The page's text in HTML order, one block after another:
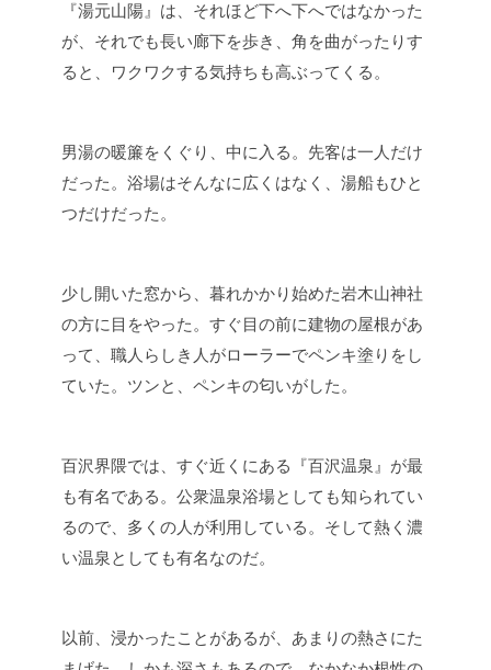
『湯元山陽』は、それほど下へ下へではなかった
が、それでも長い廊下を歩き、角を曲がったりす
ると、ワクワクする気持ちも高ぶってくる。
男湯の暖簾をくぐり、中に入る。先客は一人だけ
だった。浴場はそんなに広くはなく、湯船もひと
つだけだった。
少し開いた窓から、暮れかかり始めた岩木山神社
の方に目をやった。すぐ目の前に建物の屋根があ
って、職人らしき人がローラーでペンキ塗りをし
ていた。ツンと、ペンキの匂いがした。
百沢界隈では、すぐ近くにある『百沢温泉』が最
も有名である。公衆温泉浴場としても知られてい
るので、多くの人が利用している。そして熱く濃
い温泉としても有名なのだ。
以前、浸かったことがあるが、あまりの熱さにた